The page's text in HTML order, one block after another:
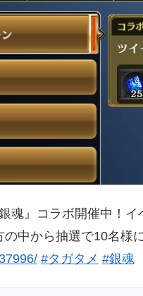
魂』コラボ開催中！
中から抽選で10名様
#タガタメ #銀魂